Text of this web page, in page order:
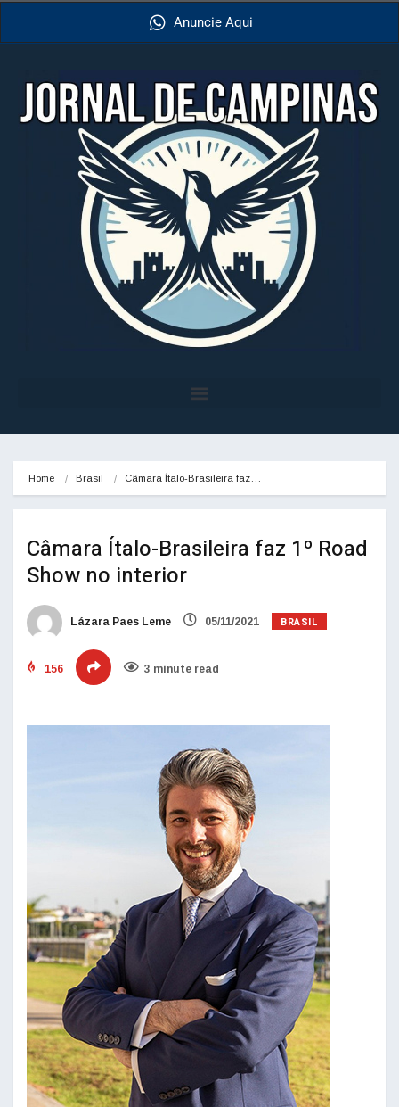
Anuncie Aqui
Home Brasil Câmara Ítalo-Brasileira faz…
Câmara Ítalo-Brasileira faz 1º Road
Show no interior
Lázara Paes Leme 05/11/2021 BRASIL
156 3 minute read